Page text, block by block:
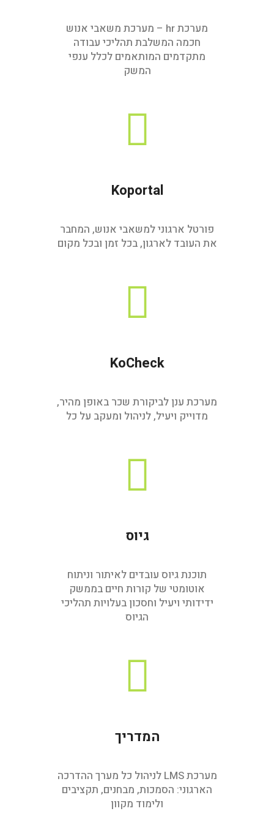
המדריך
מערכת LMS לניהול כל מערך ההדרכה
הארגוני: הסמכות, מבחנים, תקציבים
ולימוד מקוון
גיוס
תוכנת גיוס עובדים לאיתור וניתוח
אוטומטי של קורות חיים בממשק
ידידותי ויעיל וחסכון בעלויות תהליכי
הגיוס
KoCheck
מערכת ענן לביקורת שכר באופן מהיר,
מדוייק ויעיל, לניהול ומעקב על כל
Koportal
פורטל ארגוני למשאבי אנוש, המחבר
את העובד לארגון, בכל זמן ובכל מקום
מערכת hr – מערכת משאבי אנוש
חכמה המשלבת תהליכי עבודה
מתקדמים המותאמים לכלל ענפי
המשק